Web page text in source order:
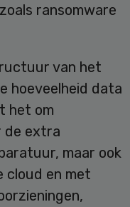
ransomware
van het
hoeveelheid data
het om
de extra
maar ook
cloud en met